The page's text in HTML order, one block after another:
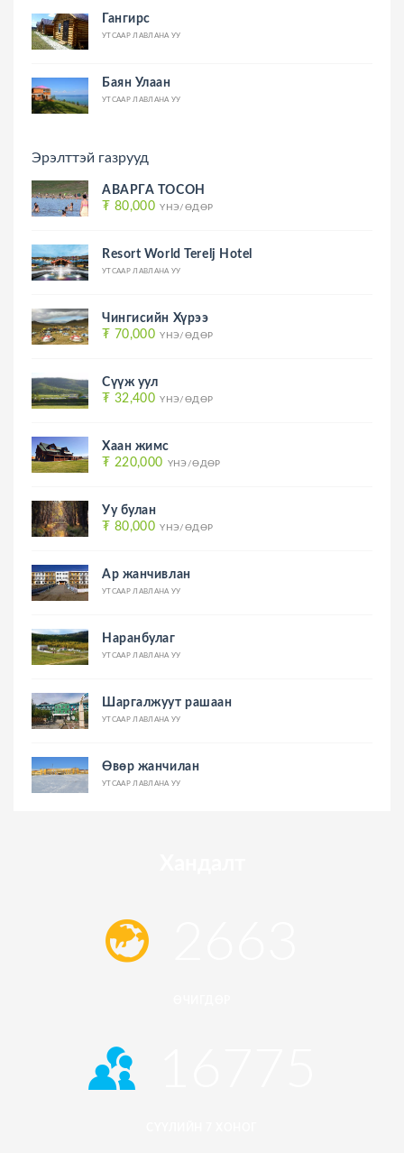
Гангирс
УТСААР ЛАВЛАНА УУ
Баян Улаан
УТСААР ЛАВЛАНА УУ
Эрэлттэй газрууд
АВАРГА ТОСОН
₮ 80,000 ҮНЭ/ӨДӨР
Resort World Terelj Hotel
УТСААР ЛАВЛАНА УУ
Чингисийн Хүрээ
₮ 70,000 ҮНЭ/ӨДӨР
Сүүж уул
₮ 32,400 ҮНЭ/ӨДӨР
Хаан жимс
₮ 220,000 ҮНЭ/ӨДӨР
Уу булан
₮ 80,000 ҮНЭ/ӨДӨР
Ар жанчивлан
УТСААР ЛАВЛАНА УУ
Наранбулаг
УТСААР ЛАВЛАНА УУ
Шаргалжуут рашаан
УТСААР ЛАВЛАНА УУ
Өвөр жанчилан
УТСААР ЛАВЛАНА УУ